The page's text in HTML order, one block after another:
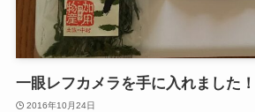
一眼レフカメラを手に入れました！
2016年10月24日